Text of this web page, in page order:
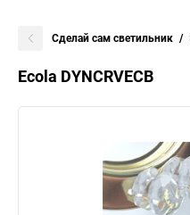
Сделай сам светильник
Ecola DYNCRVECB